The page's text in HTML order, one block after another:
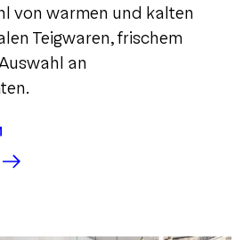
von warmen und kalten
Teigwaren, frischem
an